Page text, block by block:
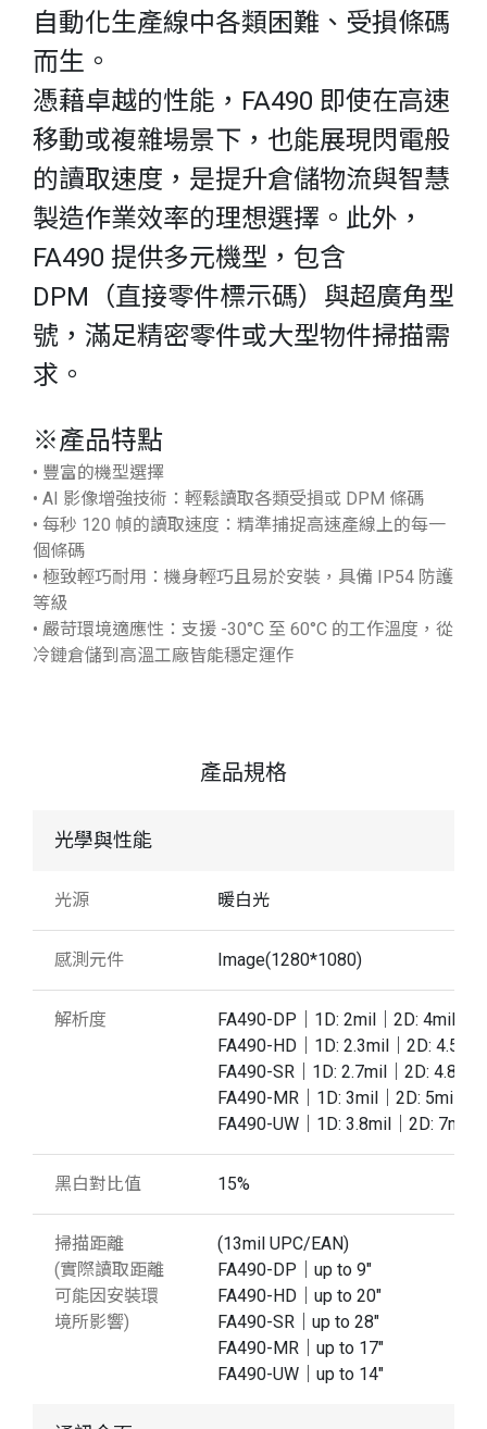
自動化生產線中各類困難、受損條碼
而生。
憑藉卓越的性能，FA490 即使在高速
移動或複雜場景下，也能展現閃電般
的讀取速度，是提升倉儲物流與智慧
製造作業效率的理想選擇。此外，
FA490 提供多元機型，包含
DPM（直接零件標示碼）與超廣角型
號，滿足精密零件或大型物件掃描需
求。
※產品特點
• 豐富的機型選擇
• AI 影像增強技術：輕鬆讀取各類受損或 DPM 條碼
• 每秒 120 幀的讀取速度：精準捕捉高速產線上的每一
個條碼
• 極致輕巧耐用：機身輕巧且易於安裝，具備 IP54 防護
等級
• 嚴苛環境適應性：支援 -30°C 至 60°C 的工作溫度，從
冷鏈倉儲到高溫工廠皆能穩定運作
產品規格
光學與性能
光源 暖白光
感測元件 Image(1280*1080)
解析度
FA490-DP｜1D: 2mil｜2D: 4mil
FA490-HD｜1D: 2.3mil｜2D: 4.5mil
FA490-SR｜1D: 2.7mil｜2D: 4.8mil
FA490-MR｜1D: 3mil｜2D: 5mil
FA490-UW｜1D: 3.8mil｜2D: 7mil
黑白對比值 15%
掃描距離
(實際讀取距離
可能因安裝環
境所影響)
(13mil UPC/EAN)
FA490-DP｜up to 9"
FA490-HD｜up to 20"
FA490-SR｜up to 28"
FA490-MR｜up to 17"
FA490-UW｜up to 14"